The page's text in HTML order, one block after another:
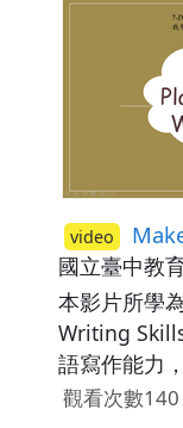
紙張與木製
的生活來說
檢測學生是
video
國立臺中教
本影片所學
Writing
語寫作能力
Vocabulary
觀看次數140